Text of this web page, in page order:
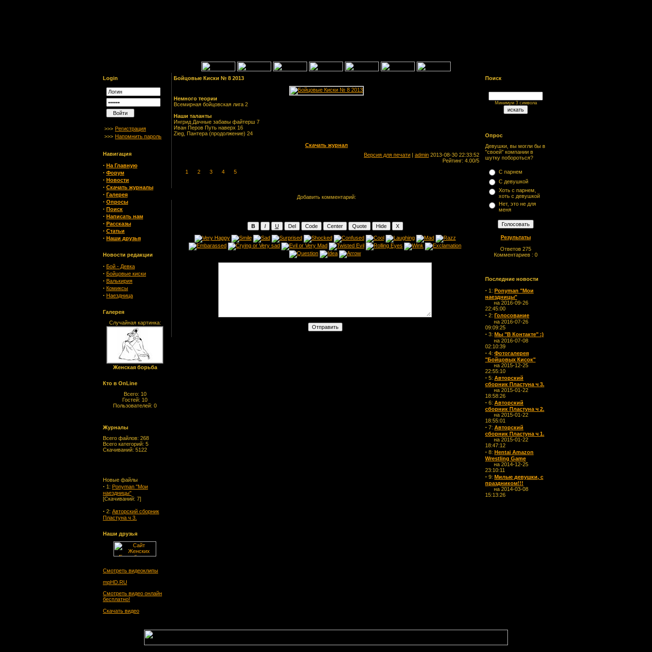
Login
>>> Регистрация
>>> Напомнить пароль
Навигация
· На Главную
· Форум
· Новости
· Скачать журналы
· Галерея
· Опросы
· Поиск
· Написать нам
· Рассказы
· Статьи
· Наши друзья
Новости редакции
· Бой - Девка
· Бойцовые киски
· Валькирия
· Комиксы
· Наездница
Галерея
Случайная картинка:
Женская борьба
Кто в OnLine
Всего: 10
Гостей: 10
Пользователей: 0
Журналы
Всего файлов: 268
Всего категорий: 5
Скачиваний: 5122
Новые файлы
· 1: Ponyman "Мои
наездницы"
[Скачиваний: 7]
2:
Авторский сборник
Пластуна ч 3.
[Скачиваний: 10]
·3:Авторский сборник
[Скачиваний: 10]
Авторский сборник
[Скачиваний: 17]
·5:Альманах "Бой-
[Скачиваний: 20]
·6:
[Скачиваний: 32]
Наши друзья
Смотреть видеоклипы
mpHD.RU
Смотреть видео онлайн
бесплатно!
Скачать видео
Бойцовые Киски № 8 2013
Немного теории
Всемирная бойцовская лига 2
Наши таланты
Ингрид Дачные забавы файтерш 7
Иван Перов Путь наверх 16
Zieg, Пантера (продолжение) 24
Скачать журнал
Версия для печати | admin 2013-08-30 22:33:52
Рейтинг: 4.00/5
1
2 3 4 5
Добавить комментарий:
Поиск
Минимум 3 символа
Опрос
Девушки, вы могли бы в
"своей" компании в
шутку побороться?
С парнем
С девушкой
Хоть с парнем,
хоть с девушкой
Нет, это не для
меня
Результаты
Ответов 275
Комментариев : 0
Последние новости
· 1: Ponyman "Мои
наездницы"
на 2016-09-26
22:45:00
· 2: Голосование
на 2016-07-26
09:09:25
· 3: Мы "В Контакте" :)
на 2016-07-08
02:10:39
· 4: Фотогалерея
"Бойцовых Кисок"
на 2015-12-25
22:55:10
· 5: Авторский
сборник Пластуна ч 3.
на 2015-01-22
18:58:26
· 6: Авторский
сборник Пластуна ч 2.
на 2015-01-22
18:55:01
· 7: Авторский
сборник Пластуна ч 1.
на 2015-01-22
18:47:12
· 8: Hentai Amazon
Wrestling Game
на 2014-12-25
23:10:11
· 9: Милые девушки, с
праздником!!!
на 2014-03-08
15:13:26